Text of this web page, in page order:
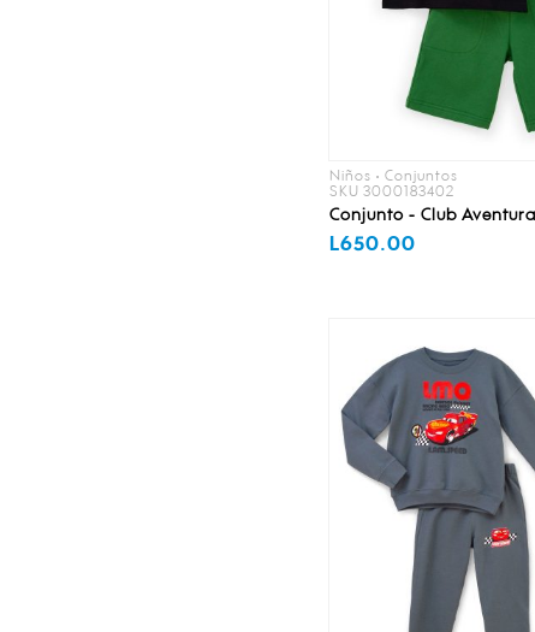
Niños • Conjuntos
SKU 3000183402
Conjunto - Club Aventura
L650.00